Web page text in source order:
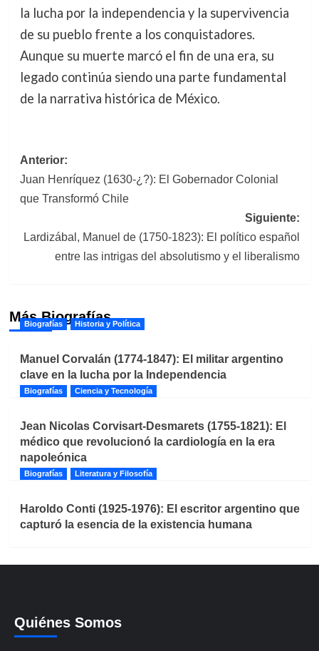
la lucha por la independencia y la supervivencia
de su pueblo frente a los conquistadores.
Aunque su muerte marcó el fin de una era, su
legado continúa siendo una parte fundamental
de la narrativa histórica de México.
Navegación
de
entradas
Anterior:
Juan Henríquez (1630-¿?): El Gobernador Colonial
que Transformó Chile
Siguiente:
Lardizábal, Manuel de (1750-1823): El político español
entre las intrigas del absolutismo y el liberalismo
Más Biografías
Biografías Historia y Política
Manuel Corvalán (1774-1847): El militar argentino
clave en la lucha por la Independencia
Biografías Ciencia y Tecnología
Jean Nicolas Corvisart-Desmarets (1755-1821): El
médico que revolucionó la cardiología en la era
napoleónica
Biografías Literatura y Filosofía
Haroldo Conti (1925-1976): El escritor argentino que
capturó la esencia de la existencia humana
Quiénes Somos